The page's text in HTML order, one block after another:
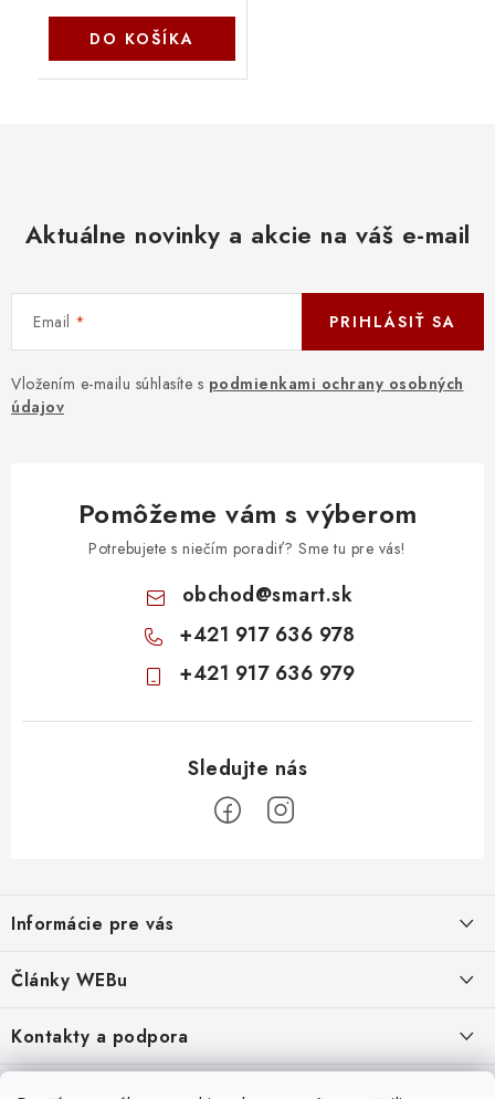
DO KOŠÍKA
Aktuálne novinky a akcie na váš e-mail
Email
Vložením e-mailu súhlasíte s podmienkami ochrany osobných
údajov
PRIHLÁSIŤ SA
Pomôžeme vám s výberom
Potrebujete s niečím poradiť? Sme tu pre vás!
obchod@smart.sk
+421 917 636 978
+421 917 636 979
p
ä
e
Informácie pre vás
Obchodné podmienky
Moja objednávka
Odstúpenie od zmluvy
Články WEBu
Dôležité oznamy
16.6.2026
Kontakty a podpora
Servisné služby